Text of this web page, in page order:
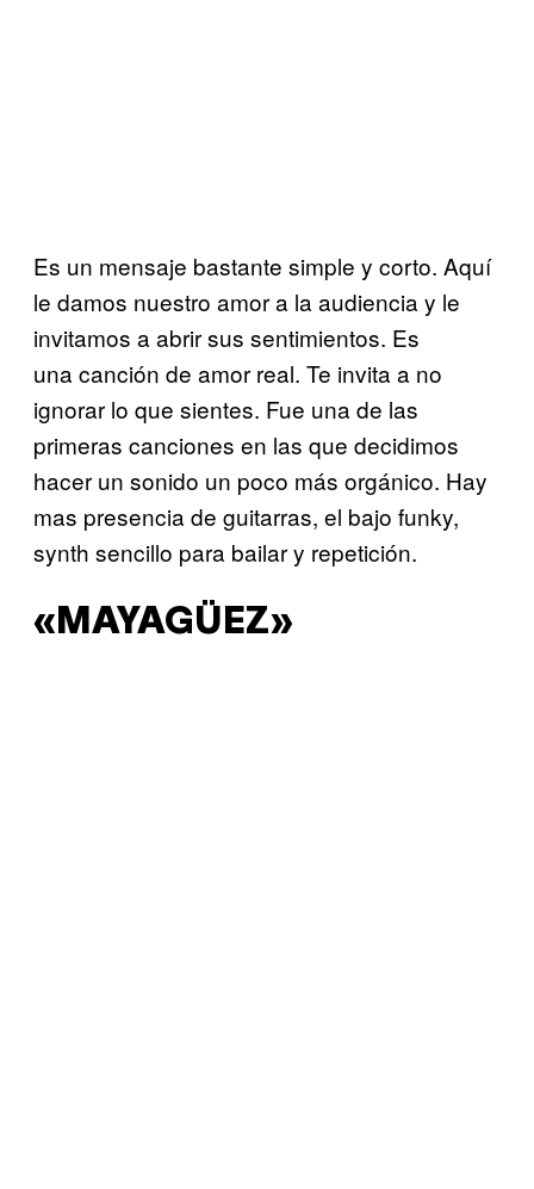
Es un mensaje bastante simple y corto. Aquí
le damos nuestro amor a la audiencia y le
invitamos a abrir sus sentimientos. Es
una canción de amor real. Te invita a no
ignorar lo que sientes. Fue una de las
primeras canciones en las que decidimos
hacer un sonido un poco más orgánico. Hay
mas presencia de guitarras, el bajo funky,
synth sencillo para bailar y repetición.
«MAYAGÜEZ»